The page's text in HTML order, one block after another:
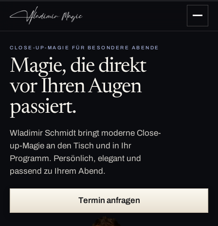
CLOSE-UP-MAGIE FÜR BESONDERE ABENDE
Magie, die direkt
vor Ihren Augen
passiert.
Wladimir Schmidt bringt moderne Close-
up-Magie an den Tisch und in Ihr
Programm. Persönlich, elegant und
passend zu Ihrem Abend.
Termin anfragen